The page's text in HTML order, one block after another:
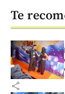
Te
share